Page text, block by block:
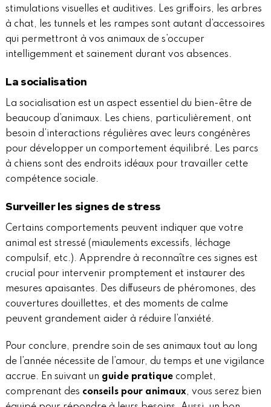
stimulations visuelles et auditives. Les griffoirs, les arbres
à chat, les tunnels et les rampes sont autant d’accessoires
qui permettront à vos animaux de s’occuper
intelligemment et sainement durant vos absences.
La socialisation
La socialisation est un aspect essentiel du bien-être de
beaucoup d’animaux. Les chiens, particulièrement, ont
besoin d’interactions régulières avec leurs congénères
pour développer un comportement équilibré. Les parcs
à chiens sont des endroits idéaux pour travailler cette
compétence sociale.
Surveiller les signes de stress
Certains comportements peuvent indiquer que votre
animal est stressé (miaulements excessifs, léchage
compulsif, etc.). Apprendre à reconnaître ces signes est
crucial pour intervenir promptement et instaurer des
mesures apaisantes. Des diffuseurs de phéromones, des
couvertures douillettes, et des moments de calme
peuvent grandement aider à réduire l’anxiété.
Pour conclure, prendre soin de ses animaux tout au long
de l’année nécessite de l’amour, du temps et une vigilance
accrue. En suivant un guide pratiquecomplet,
comprenant des conseils pour animaux, vous serez bien